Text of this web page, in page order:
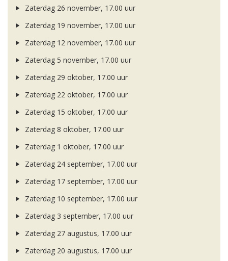
Zaterdag 26 november, 17.00 uur
Zaterdag 19 november, 17.00 uur
Zaterdag 12 november, 17.00 uur
Zaterdag 5 november, 17.00 uur
Zaterdag 29 oktober, 17.00 uur
Zaterdag 22 oktober, 17.00 uur
Zaterdag 15 oktober, 17.00 uur
Zaterdag 8 oktober, 17.00 uur
Zaterdag 1 oktober, 17.00 uur
Zaterdag 24 september, 17.00 uur
Zaterdag 17 september, 17.00 uur
Zaterdag 10 september, 17.00 uur
Zaterdag 3 september, 17.00 uur
Zaterdag 27 augustus, 17.00 uur
Zaterdag 20 augustus, 17.00 uur